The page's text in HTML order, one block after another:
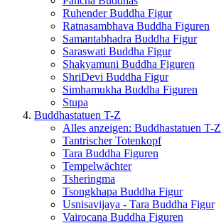
Ruhender Buddha Figur
Ratnasambhava Buddha Figuren
Samantabhadra Buddha Figur
Saraswati Buddha Figur
Shakyamuni Buddha Figuren
ShriDevi Buddha Figur
Simhamukha Buddha Figuren
Stupa
Buddhastatuen T-Z
Alles anzeigen: Buddhastatuen T-Z
Tantrischer Totenkopf
Tara Buddha Figuren
Tempelwächter
Tsheringma
Tsongkhapa Buddha Figur
Usnisavijaya - Tara Buddha Figur
Vairocana Buddha Figuren